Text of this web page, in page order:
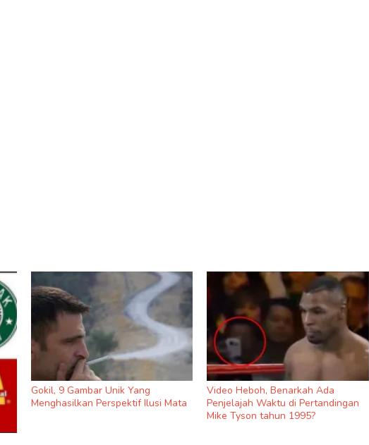
Gokil, 9 Gambar Unik Yang
Menghasilkan Perspektif Ilusi Mata
Video Heboh, Benarkah Ada
Penjelajah Waktu di Pertandingan
Mike Tyson tahun 1995?